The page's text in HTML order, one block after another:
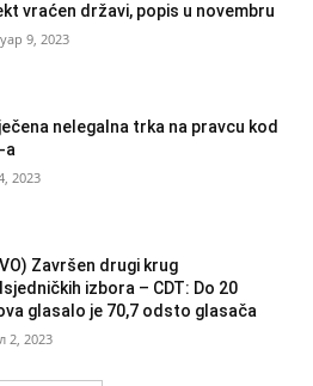
vraćen državi, popis u novembru
9, 2023
nelegalna trka na pravcu kod
a
2023
Završen drugi krug
izbora – CDT: Do 20
glasalo je 70,7 odsto glasača
2, 2023